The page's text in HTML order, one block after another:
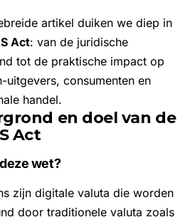
artikel duiken we diep in
Act: van de juridische
tot de praktische impact op
uitgevers, consumenten en
handel.
en doel van de
Act
wet?
zijn digitale valuta die worden
door traditionele valuta zoals